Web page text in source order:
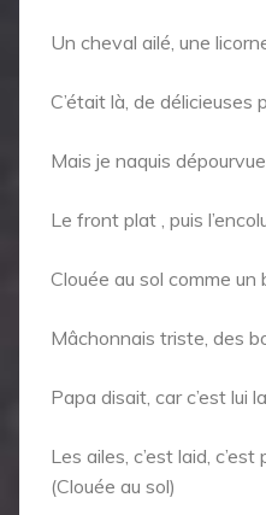
Un cheval ailé, une
C’était là, de délicieuses
Mais je naquis
Le front plat , puis
Clouée au sol comme un
Mâchonnais triste, des
Papa disait, car c’est lui
Les ailes, c’est laid,
(Clouée au sol)